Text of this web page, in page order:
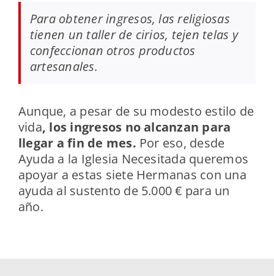
Para obtener ingresos, las religiosas
tienen un taller de cirios, tejen telas y
confeccionan otros productos
artesanales.
Aunque, a pesar de su modesto estilo de
vida, los ingresos no alcanzan para
llegar a fin de mes. Por eso, desde
Ayuda a la Iglesia Necesitada queremos
apoyar a estas siete Hermanas con una
ayuda al sustento de 5.000 € para un
año.